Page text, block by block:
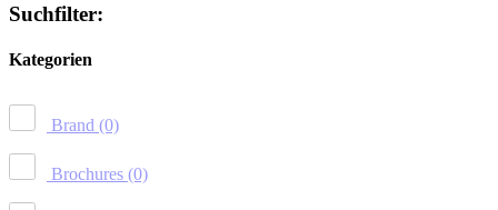
Suchfilter:
Kategorien
Brand (0)
Brochures (0)